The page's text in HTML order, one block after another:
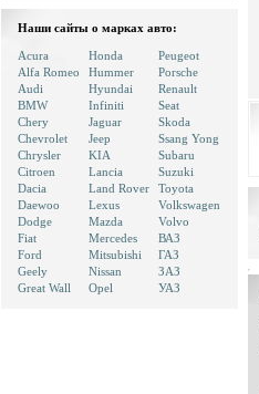
Наши сайты о марках авто:
Acura
Alfa Romeo
Audi
BMW
Chery
Chevrolet
Chrysler
Citroen
Dacia
Daewoo
Dodge
Fiat
Ford
Geely
Great Wall
Honda
Hummer
Hyundai
Infiniti
Jaguar
Jeep
KIA
Lancia
Land Rover
Lexus
Mazda
Mercedes
Mitsubishi
Nissan
Opel
Peugeot
Porsche
Renault
Seat
Skoda
Ssang Yong
Subaru
Suzuki
Toyota
Volkswagen
Volvo
ВАЗ
ГАЗ
ЗАЗ
УАЗ